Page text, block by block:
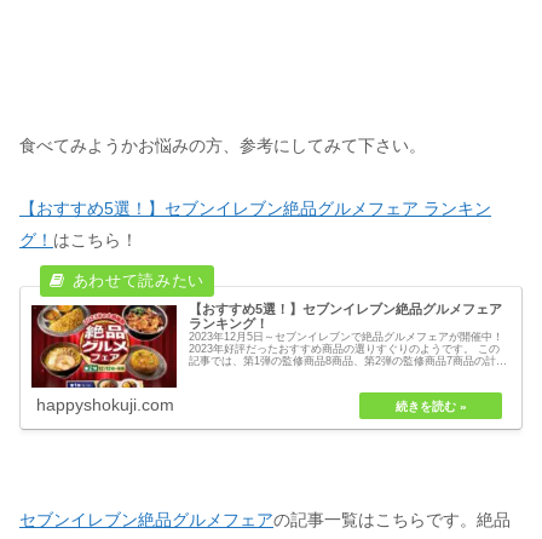
食べてみようかお悩みの方、参考にしてみて下さい。
【おすすめ5選！】セブンイレブン絶品グルメフェア ランキン
グ！ はこちら！
【おすすめ5選！】セブンイレブン絶品グルメフェア
ランキング！
2023年12月5日～セブンイレブンで絶品グルメフェアが開催中！
2023年好評だったおすすめ商品の選りすぐりのようです。 この
記事では、第1弾の監修商品8商品、第2弾の監修商品7商品の計15
happyshokuji.com
セブンイレブン絶品グルメフェアの記事一覧はこちらです。絶品